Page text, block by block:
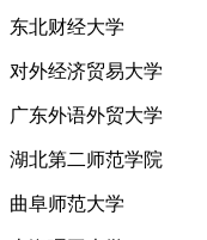
东北财经大学
对外经济贸易大学
广东外语外贸大学
湖北第二师范学院
曲阜师范大学